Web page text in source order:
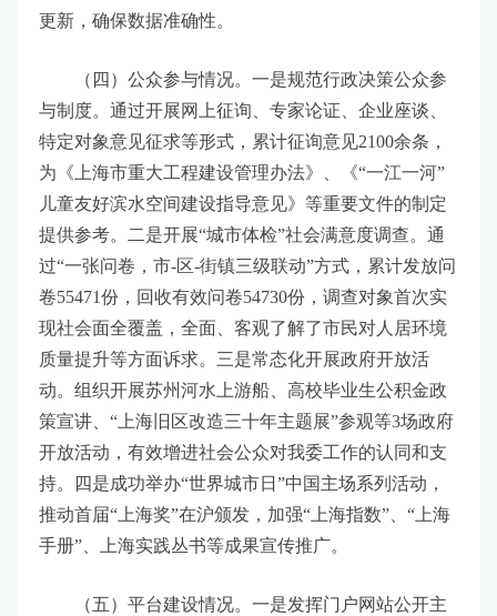
更新，确保数据准确性。
（四）公众参与情况。一是规范行政决策公众参
与制度。通过开展网上征询、专家论证、企业座谈、
特定对象意见征求等形式，累计征询意见2100余条，
为《上海市重大工程建设管理办法》、《“一江一河”
儿童友好滨水空间建设指导意见》等重要文件的制定
提供参考。二是开展“城市体检”社会满意度调查。通
过“一张问卷，市-区-街镇三级联动”方式，累计发放问
卷55471份，回收有效问卷54730份，调查对象首次实
现社会面全覆盖，全面、客观了解了市民对人居环境
质量提升等方面诉求。三是常态化开展政府开放活
动。组织开展苏州河水上游船、高校毕业生公积金政
策宣讲、“上海旧区改造三十年主题展”参观等3场政府
开放活动，有效增进社会公众对我委工作的认同和支
持。四是成功举办“世界城市日”中国主场系列活动，
推动首届“上海奖”在沪颁发，加强“上海指数”、“上海
手册”、上海实践丛书等成果宣传推广。
（五）平台建设情况。一是发挥门户网站公开主